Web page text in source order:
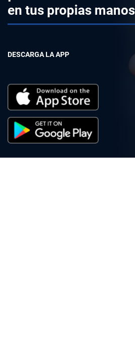
en tus propias
DESCARGA LA APP